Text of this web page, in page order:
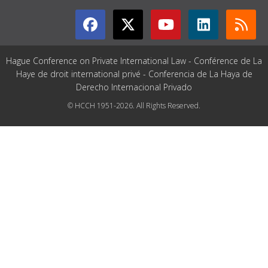
Hague Conference on Private International Law - Conférence de La
Haye de droit international privé - Conferencia de La Haya de
Derecho Internacional Privado
© HCCH 1951-2026. All Rights Reserved.